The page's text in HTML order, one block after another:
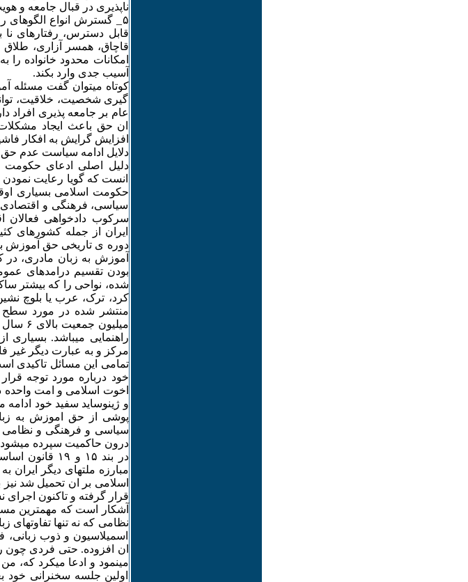
ناپذیری در قبال جامعه و
۵_ گسترش انواع الگوهای
قابل دسترس، رفتارهای نا
قاچاق، همسر آزاری، طلاق
امکانات محدود خانواده را
آسیب جدی وارد بکند.
کوتاه میتوان گفت مسئله
گیری شخصیت، خلاقیت،
عام بر جامعه پذیری افراد
ان حق باعث ایجاد
افزایش گرایش به افکار
دلایل ادامه سیاست عدم
دلیل اصلی ادعای حکومت
انست که گویا رعایت
حکومت اسلامی بسیاری
سیاسی، فرهنگی و اقتصادی
سرکوب دادخواهی فعالان
ایران از جمله کشورهای
دوره ی تاریخی حق آموزش
آموزش به زبان مادری، در
بودن تقسیم درامدهای
شده، نواحی را که بیشتر
کرد، ترک، عرب یا بلوچ
راهنمایی میباشد. بسیاری
مرکز و به عبارت دیگر غیر
تمامی این مسائل تاکیدی
خود درباره مورد توجه
اخوت اسلامی و امت واحده
و ژینوساید سفید خود
پوشی از حق اموزش به
سیاسی و فرهنگی و نظامی
درون حاکمیت سپرده
در بند ۱۵ و
مبارزه ملتهای دیگر
اسلامی بر ان تحمیل شد
قرار گرفته و تاکنون
آشکار است که مهمترین
نظامی که نه تنها تفاوتهای
اسمیلاسیون و ذوب
ان افزوده. حتی فردی چون
مینمود و ادعا میکرد که،
اولین جلسه سخنرانی خود